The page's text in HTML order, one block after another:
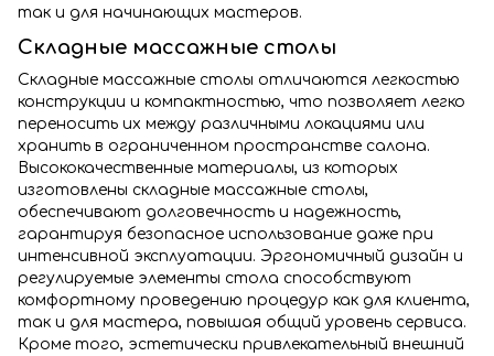
так и для начинающих мастеров.
Складные массажные столы
Складные массажные столы отличаются легкостью
конструкции и компактностью, что позволяет легко
переносить их между различными локациями или
хранить в ограниченном пространстве салона.
Высококачественные материалы, из которых
изготовлены складные массажные столы,
обеспечивают долговечность и надежность,
гарантируя безопасное использование даже при
интенсивной эксплуатации. Эргономичный дизайн и
регулируемые элементы стола способствуют
комфортному проведению процедур как для клиента,
так и для мастера, повышая общий уровень сервиса.
Кроме того, эстетически привлекательный внешний